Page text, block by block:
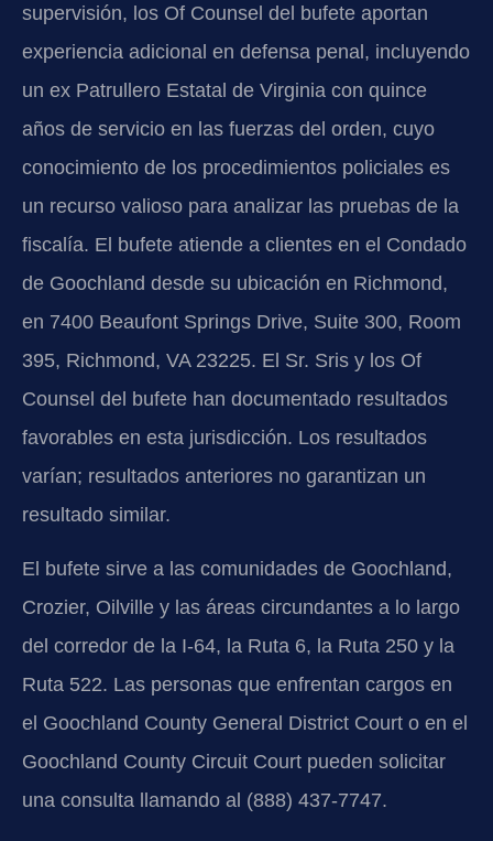
supervisión, los Of Counsel del bufete aportan
experiencia adicional en defensa penal, incluyendo
un ex Patrullero Estatal de Virginia con quince
años de servicio en las fuerzas del orden, cuyo
conocimiento de los procedimientos policiales es
un recurso valioso para analizar las pruebas de la
fiscalía. El bufete atiende a clientes en el Condado
de Goochland desde su ubicación en Richmond,
en 7400 Beaufont Springs Drive, Suite 300, Room
395, Richmond, VA 23225. El Sr. Sris y los Of
Counsel del bufete han documentado resultados
favorables en esta jurisdicción. Los resultados
varían; resultados anteriores no garantizan un
resultado similar.
El bufete sirve a las comunidades de Goochland,
Crozier, Oilville y las áreas circundantes a lo largo
del corredor de la I-64, la Ruta 6, la Ruta 250 y la
Ruta 522. Las personas que enfrentan cargos en
el Goochland County General District Court o en el
Goochland County Circuit Court pueden solicitar
una consulta llamando al (888) 437-7747.